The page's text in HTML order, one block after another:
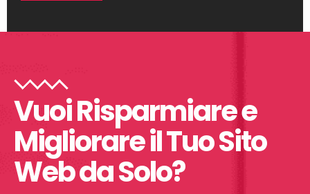
Vuoi Risparmiare e
Migliorare il Tuo Sito
Web da Solo?